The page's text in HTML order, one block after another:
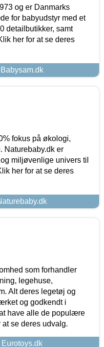
og er Danmarks
for babyudstyr med et
detailbutikker, samt
her for at se deres
fokus på økologi,
Naturebaby.dk er
miljøvenlige univers til
her for at se deres
som forhandler
legehuse,
Alt deres legetøj og
og godkendt i
have alle de populære
se deres udvalg.